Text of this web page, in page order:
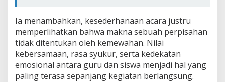
Ia menambahkan, kesederhanaan acara justru
memperlihatkan bahwa makna sebuah perpisahan
tidak ditentukan oleh kemewahan. Nilai
kebersamaan, rasa syukur, serta kedekatan
emosional antara guru dan siswa menjadi hal yang
paling terasa sepanjang kegiatan berlangsung.